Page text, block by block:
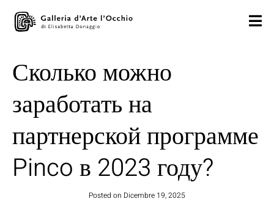
Сколько можно
заработать на
партнерской программе
Pinco в 2023 году?
Posted on Dicembre 19, 2025